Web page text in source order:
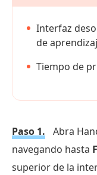
Interfaz
de
Tiempo de
Paso 1.
Abra
navegando hasta
superior de la